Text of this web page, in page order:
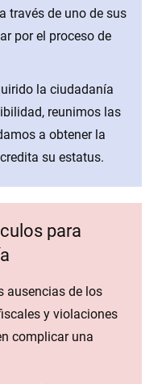
través de uno de sus
por el proceso de
la ciudadanía
reunimos las
a obtener la
su estatus.
para
ausencias de los
y violaciones
complicar una